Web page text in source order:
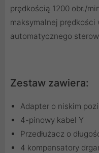
prędkością 1200 obr./
maksymalnej prędkości
automatycznego
Zestaw zawiera:
Adapter o niskim
4-pinowy kabel Y
Przedłużacz o
4 kompensatory